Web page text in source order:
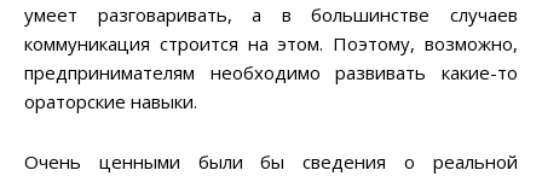
умеет разговаривать, а в большинстве случаев
коммуникация строится на этом. Поэтому, возможно,
предпринимателям необходимо развивать какие-то
ораторские навыки.
Очень ценными были бы сведения о реальной